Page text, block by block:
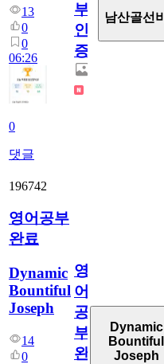
13
0
0
06:26
0
댓글
부
인
증
남산골선비
196742
영어공부
완료
Dynamic
Bountiful
Joseph
14
0
영
어
공
부
완
Dynamic
Bountiful
Joseph